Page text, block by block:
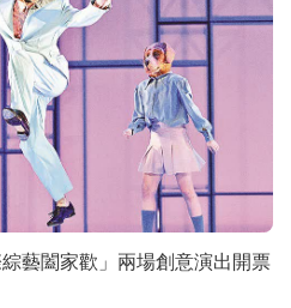
藝闔家歡」兩場創意演出開票